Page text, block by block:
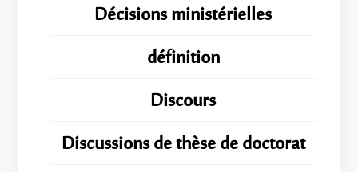
Décisions ministérielles
définition
Discours
Discussions de thèse de doctorat